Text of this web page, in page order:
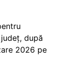
după
2026 pe